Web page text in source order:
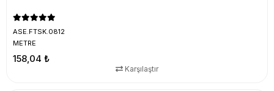
ASE.FTSK.0812
METRE
158,04 ₺
Karşılaştır